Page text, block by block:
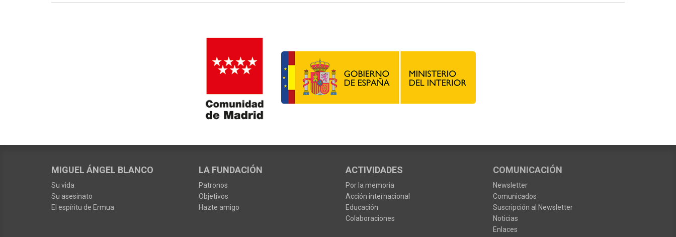
MIGUEL ÁNGEL BLANCO
Su vida
Su asesinato
El espíritu de Ermua
LA FUNDACIÓN
Patronos
Objetivos
Hazte amigo
ACTIVIDADES
Por la memoria
Acción internacional
Educación
Colaboraciones
COMUNICACIÓN
Newsletter
Comunicados
Suscripción al Newsletter
Noticias
Enlaces